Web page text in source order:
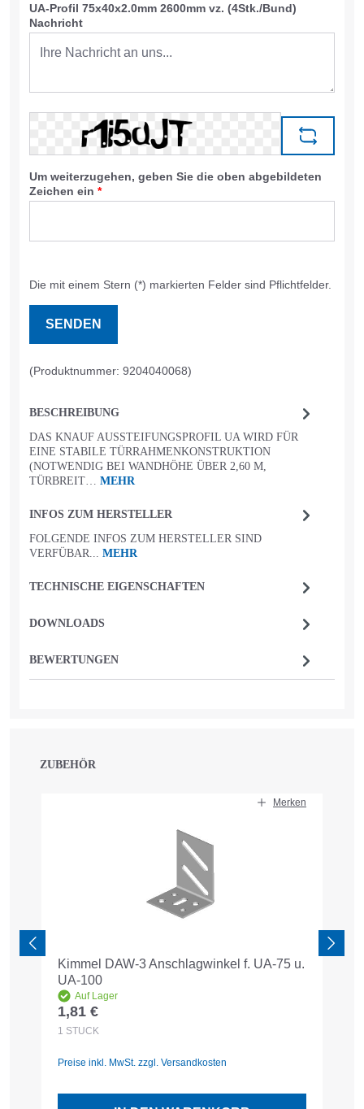
BESCHREIBUNG
DAS KNAUF AUSSTEIFUNGSPROFIL UA WIRD FÜR
EINE STABILE TÜRRAHMENKONSTRUKTION
(NOTWENDIG BEI WANDHÖHE ÜBER 2,60 M,
TÜRBREIT… MEHR
INFOS ZUM HERSTELLER
FOLGENDE INFOS ZUM HERSTELLER SIND
VERFÜBAR... MEHR
TECHNISCHE EIGENSCHAFTEN
DOWNLOADS
BEWERTUNGEN
UA-Profil 75x40x2.0mm 2600mm vz. (4Stk./Bund)
Nachricht
Um weiterzugehen, geben Sie die oben abgebildeten
Zeichen ein *
Die mit einem Stern (*) markierten Felder sind Pflichtfelder.
SENDEN
(Produktnummer: 9204040068)
Produktgalerie überspringen
ZUBEHÖR
Merken
Kimmel DAW-3 Anschlagwinkel f. UA-75 u.
UA-100
Auf Lager
Regulärer Preis:
1,81 €
1 STÜCK
Preise inkl. MwSt. zzgl. Versandkosten